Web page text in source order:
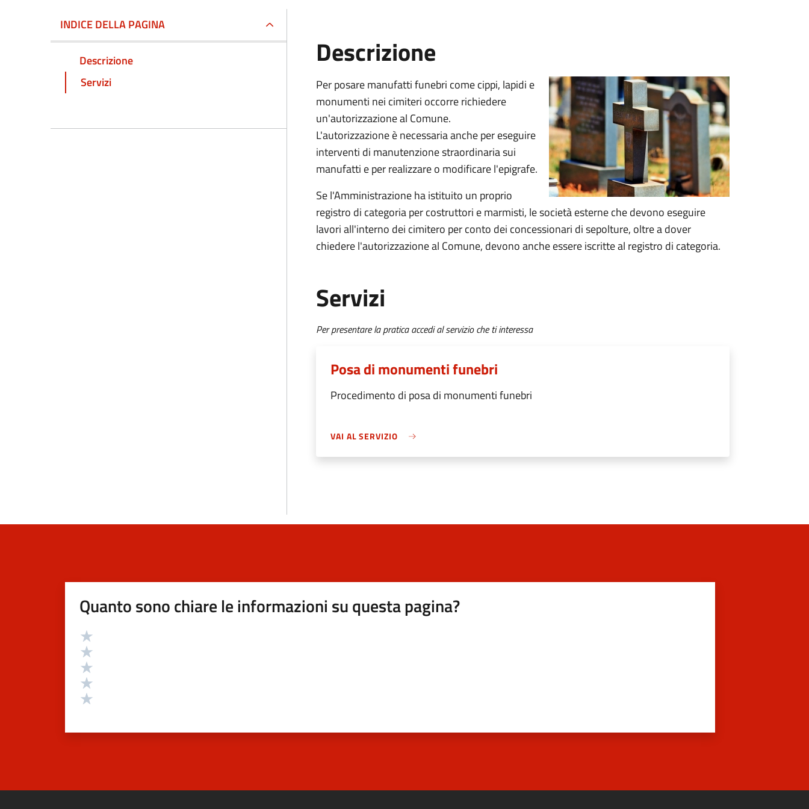
INDICE DELLA PAGINA
Descrizione
Servizi
Descrizione
Per posare manufatti funebri come cippi, lapidi e
monumenti nei cimiteri occorre richiedere
un'autorizzazione al Comune.
L'autorizzazione è necessaria anche per eseguire
interventi di manutenzione straordinaria sui
manufatti e per realizzare o modificare l'epigrafe.
Se l'Amministrazione ha istituito un proprio
registro di categoria per costruttori e marmisti, le società esterne che devono eseguire
lavori all'interno dei cimitero per conto dei concessionari di sepolture, oltre a dover
chiedere l'autorizzazione al Comune, devono anche essere iscritte al registro di categoria.
Servizi
Per presentare la pratica accedi al servizio che ti interessa
Posa di monumenti funebri
Procedimento di posa di monumenti funebri
VAI AL SERVIZIO
Quanto sono chiare le informazioni su questa pagina?
Valutazione